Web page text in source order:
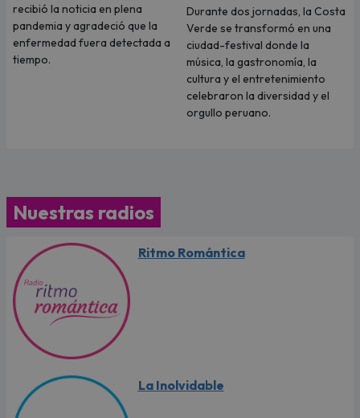
recibió la noticia en plena
pandemia y agradeció que la
enfermedad fuera detectada a
tiempo.
Durante dos jornadas, la Costa
Verde se transformó en una
ciudad-festival donde la
música, la gastronomía, la
cultura y el entretenimiento
celebraron la diversidad y el
orgullo peruano.
Nuestras radios
Ritmo Romántica
La Inolvidable